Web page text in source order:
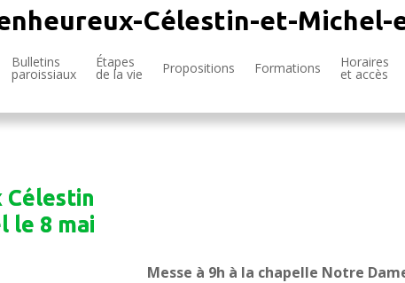
Célestin-et-Michel-
Bulletins
paroissiaux
Étapes
de la vie Propositions Formations Horaires
et accès
Célestin
le 8 mai
Messe à 9h à la chapelle Notre